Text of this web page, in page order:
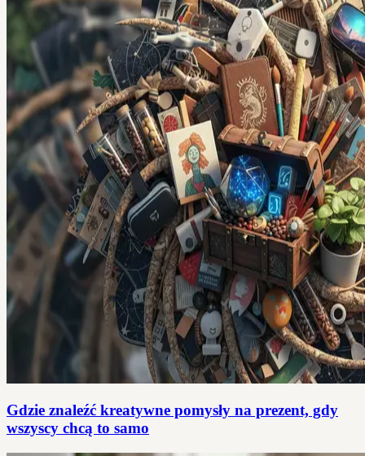
Gdzie znaleźć kreatywne pomysły na prezent, gdy
wszyscy chcą to samo